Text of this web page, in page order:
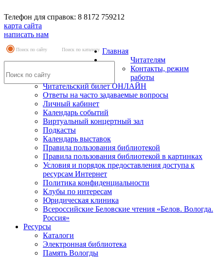
Телефон для справок: 8 8172 759212
карта сайта
написать нам
Поиск по сайту Поиск по каталогу Главная
Читателям
Контакты, режим
работы
Читательский билет ОНЛАЙН
Ответы на часто задаваемые вопросы
Личный кабинет
Календарь событий
Виртуальный концертный зал
Подкасты
Календарь выставок
Правила пользования библиотекой
Правила пользования библиотекой в картинках
Условия и порядок предоставления доступа к
ресурсам Интернет
Политика конфиденциальности
Клубы по интересам
Юридическая клиника
Всероссийские Беловские чтения «Белов. Вологда.
Россия»
Ресурсы
Каталоги
Электронная библиотека
Память Вологды